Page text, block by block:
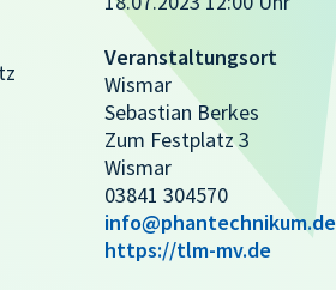
Veranstaltungsort
Wismar
Sebastian Berkes
Zum Festplatz 3
Wismar
03841 304570
info@phantechnikum.de
https://tlm-mv.de